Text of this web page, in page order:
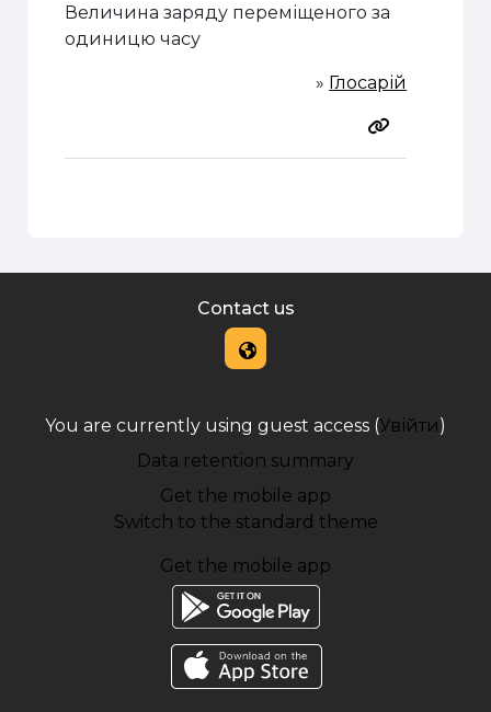
Величина заряду переміщеного за
одиницю часу
» Глосарій
Contact us
You are currently using guest access (Увійти)
Data retention summary
Get the mobile app
Switch to the standard theme
Get the mobile app